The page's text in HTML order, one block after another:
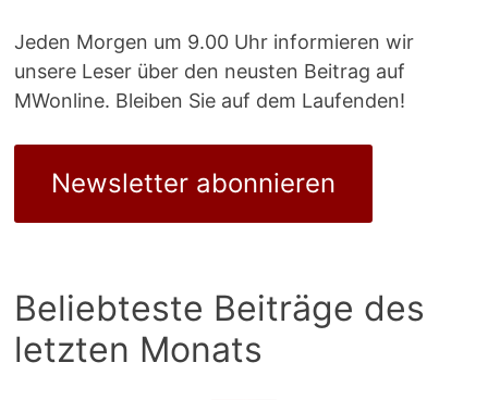
Jeden Morgen um 9.00 Uhr informieren wir
unsere Leser über den neusten Beitrag auf
MWonline. Bleiben Sie auf dem Laufenden!
Newsletter abonnieren
Beliebteste Beiträge des
letzten Monats